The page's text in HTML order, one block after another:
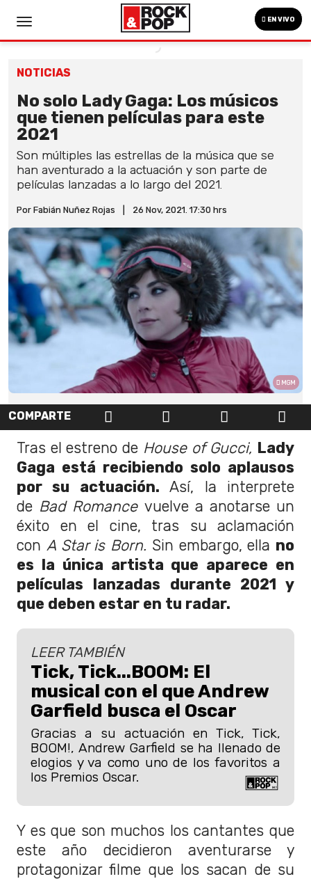
EN VIVO
NOTICIAS
No solo Lady Gaga: Los músicos
que tienen películas para este
2021
Son múltiples las estrellas de la música que se
han aventurado a la actuación y son parte de
películas lanzadas a lo largo del 2021.
Por Fabián Nuñez Rojas 26 Nov, 2021. 17:30 hrs
MGM
COMPARTE
Tras el estreno de House of Gucci, Lady
Gaga está recibiendo solo aplausos
por su actuación. Así, la interprete
de Bad Romance vuelve a anotarse un
éxito en el cine, tras su aclamación
con A Star is Born. Sin embargo, ella no
es la única artista que aparece en
películas lanzadas durante 2021 y
que deben estar en tu radar.
LEER TAMBIÉN
Tick, Tick...BOOM: El
musical con el que Andrew
Garfield busca el Oscar
Gracias a su actuación en Tick, Tick,
BOOM!, Andrew Garfield se ha llenado de
elogios y va como uno de los favoritos a
los Premios Oscar.
Y es que son muchos los cantantes que
este año decidieron aventurarse y
protagonizar filme que los sacan de su